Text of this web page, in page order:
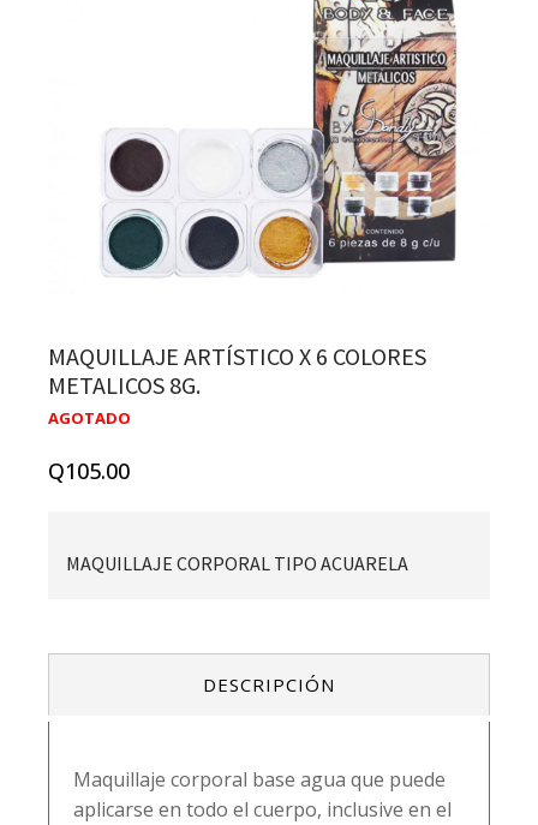
MAQUILLAJE ARTÍSTICO X 6 COLORES
METALICOS 8G.
AGOTADO
Q105.00
MAQUILLAJE CORPORAL TIPO ACUARELA
DESCRIPCIÓN
Maquillaje corporal base agua que puede
aplicarse en todo el cuerpo, inclusive en el
+ ADD